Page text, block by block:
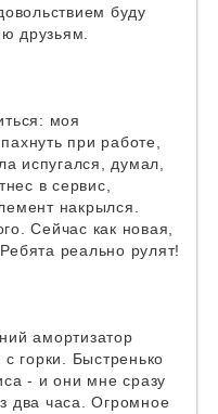
буду
друзьям.
моя
при работе,
испугался, думал,
в сервис,
накрылся.
Сейчас как новая,
реально рулят!
амортизатор
с горки. Быстренько
- и они мне сразу
два часа. Огромное